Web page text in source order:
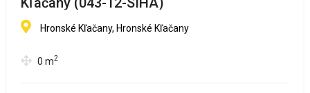
Hronské Kľačany, Hronské Kľačany
0 m2